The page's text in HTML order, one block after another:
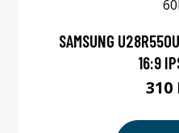
SAMSUNG
16:9
310